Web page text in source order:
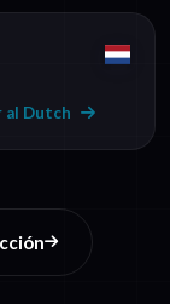
al Dutch